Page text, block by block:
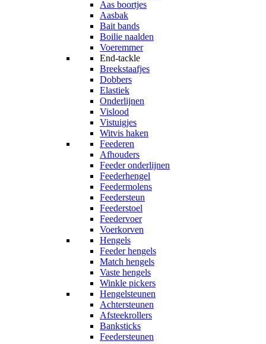
Aas boortjes
Aasbak
Bait bands
Boilie naalden
Voeremmer
End-tackle
Breekstaafjes
Dobbers
Elastiek
Onderlijnen
Vislood
Vistuigjes
Witvis haken
Feederen
Afhouders
Feeder onderlijnen
Feederhengel
Feedermolens
Feedersteun
Feederstoel
Feedervoer
Voerkorven
Hengels
Feeder hengels
Match hengels
Vaste hengels
Winkle pickers
Hengelsteunen
Achtersteunen
Afsteekrollers
Banksticks
Feedersteunen